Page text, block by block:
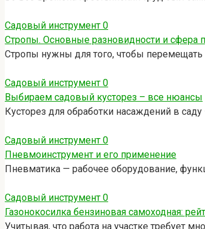
Садовый инструмент 0
Стропы. Основные разновидности и сфера
Стропы нужны для того, чтобы
Садовый инструмент 0
Выбираем садовый кусторез – все нюансы
Кусторез для обработки насаждений в
Садовый инструмент 0
Пневмоинструмент и его применение
Пневматика — рабочее оборудование,
Садовый инструмент 0
Газонокосилка бензиновая самоходная:
Учитывая, что работа на участке требует